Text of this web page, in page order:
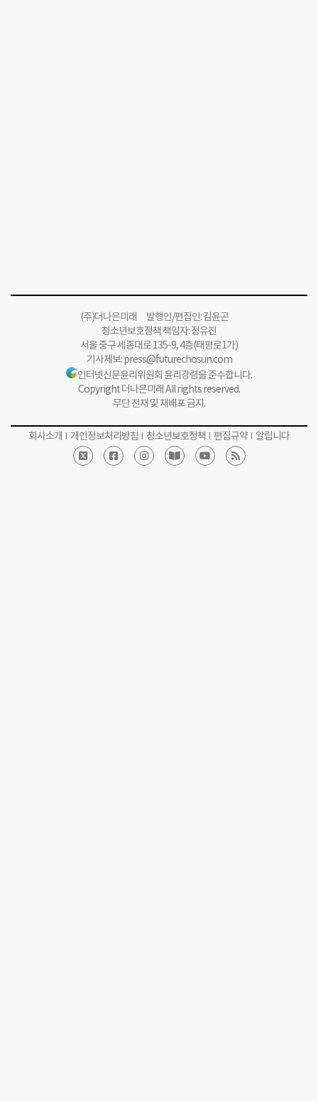
(주)더나은미래 발행인/편집인: 김윤곤
청소년보호정책 책임자: 정유진
서울 중구 세종대로 135-9, 4층(태평로1가)
기사제보:press@futurechosun.com
인터넷신문윤리위원회 윤리강령을 준수합니다.
Copyright 더나은미래 All rights reserved.
무단 전재 및 재배포 금지.
회사소개 개인정보처리방침 청소년보호정책 편집규약 알립니다